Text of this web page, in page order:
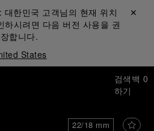
대한민국 고객님의 현재 위치
하시려면 다음 버전 사용을 권
장합니다.
States
닫기 ✕
검색
하기
백 0
22/18 mm